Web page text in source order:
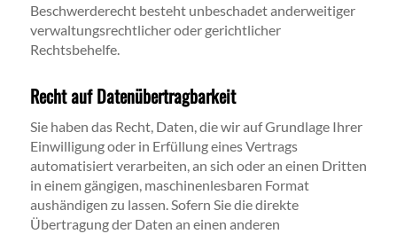
Beschwerderecht besteht unbeschadet anderweitiger
verwaltungsrechtlicher oder gerichtlicher
Rechtsbehelfe.
Recht auf Daten­übertrag­barkeit
Sie haben das Recht, Daten, die wir auf Grundlage Ihrer
Einwilligung oder in Erfüllung eines Vertrags
automatisiert verarbeiten, an sich oder an einen Dritten
in einem gängigen, maschinenlesbaren Format
aushändigen zu lassen. Sofern Sie die direkte
Übertragung der Daten an einen anderen